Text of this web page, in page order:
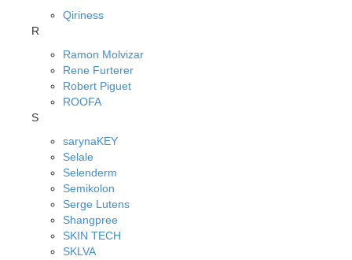
Qiriness
R
Ramon Molvizar
Rene Furterer
Robert Piguet
ROOFA
S
sarynaKEY
Selale
Selenderm
Semikolon
Serge Lutens
Shangpree
SKIN TECH
SKLVA